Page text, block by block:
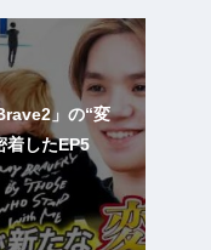
」の“変
着したEP5